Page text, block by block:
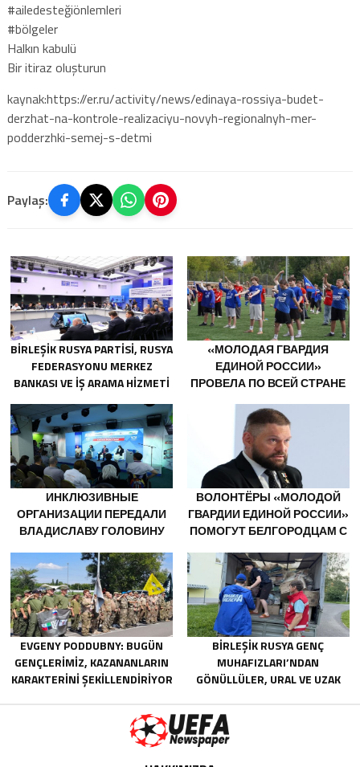
#ailedesteğiönlemleri
#bölgeler
Halkın kabulü
Bir itiraz oluşturun
kaynak:https://er.ru/activity/news/edinaya-rossiya-budet-
derzhat-na-kontrole-realizaciyu-novyh-regionalnyh-mer-
podderzhki-semej-s-detmi
Paylaş:
BIRLEŞIK RUSYA PARTISI, RUSYA
FEDERASYONU MERKEZ
BANKASI VE IŞ ARAMA HIZMETI
BÖLGESI GAZILERININ
ISTIHDAMI IÇIN RUSYA’DA ILK
UZMANLAŞMIŞ PLATFORMU
OLUŞTURACAK
«МОЛОДАЯ ГВАРДИЯ
ЕДИНОЙ РОССИИ»
ПРОВЕЛА ПО ВСЕЙ СТРАНЕ
ФИЗКУЛЬТУРНИКА
ИНКЛЮЗИВНЫЕ
ОРГАНИЗАЦИИ ПЕРЕДАЛИ
ВЛАДИСЛАВУ ГОЛОВИНУ
НАРОДНУЮ ПРОГРАММУ
«ЕДИНОЙ РОССИИ»
ВОЛОНТЁРЫ «МОЛОДОЙ
ГВАРДИИ ЕДИНОЙ РОССИИ»
ПОМОГУТ БЕЛГОРОДЦАМ С
ГЕНЕРАТОРАМИ
EVGENY PODDUBNY: BUGÜN
GENÇLERIMIZ, KAZANANLARIN
KARAKTERINI ŞEKILLENDIRIYOR
BIRLEŞIK RUSYA GENÇ
MUHAFIZLARI’NDAN
GÖNÜLLÜLER, URAL VE UZAK
SONUÇLARINI ORTADAN
KALDIRMAYA YARDIMCI OLUYOR